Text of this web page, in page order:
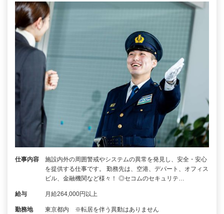
仕事内容
施設内外の周囲警戒やシステムの異常を発見し、安全・安心
を提供する仕事です。 勤務先は、空港、デパート、オフィス
ビル、金融機関など様々！ ◎セコムのセキュリテ…
給与 月給264,000円以上
勤務地 東京都内 ※転居を伴う異動はありません